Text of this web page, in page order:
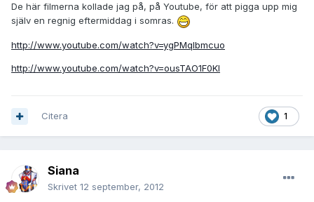
De här filmerna kollade jag på, på Youtube, för att pigga upp mig
själv en regnig eftermiddag i somras.
http://www.youtube.com/watch?v=ygPMqlbmcuo
http://www.youtube.com/watch?v=ousTAO1F0KI
1
Citera
Siana
Skrivet 12 september, 2012